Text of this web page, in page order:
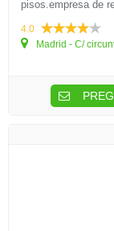
pisos.empresa de
4.0
Madrid - C/